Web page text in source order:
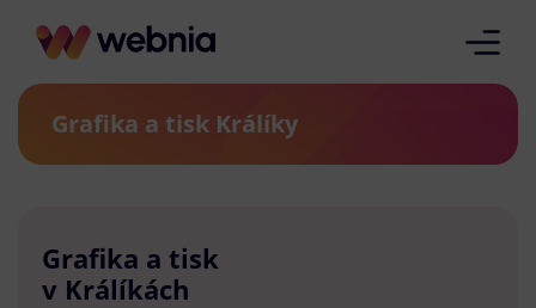
Grafika a tisk Králíky
Grafika a tisk
v Králíkách